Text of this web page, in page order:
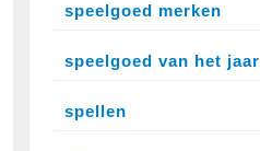
speelgoed merken
speelgoed van het jaar
spellen